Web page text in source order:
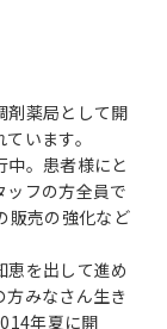
剤薬局として開
います。
中。患者様にと
ッフの方全員で
販売の強化など
恵を出して進め
みなさん生き
年夏に開